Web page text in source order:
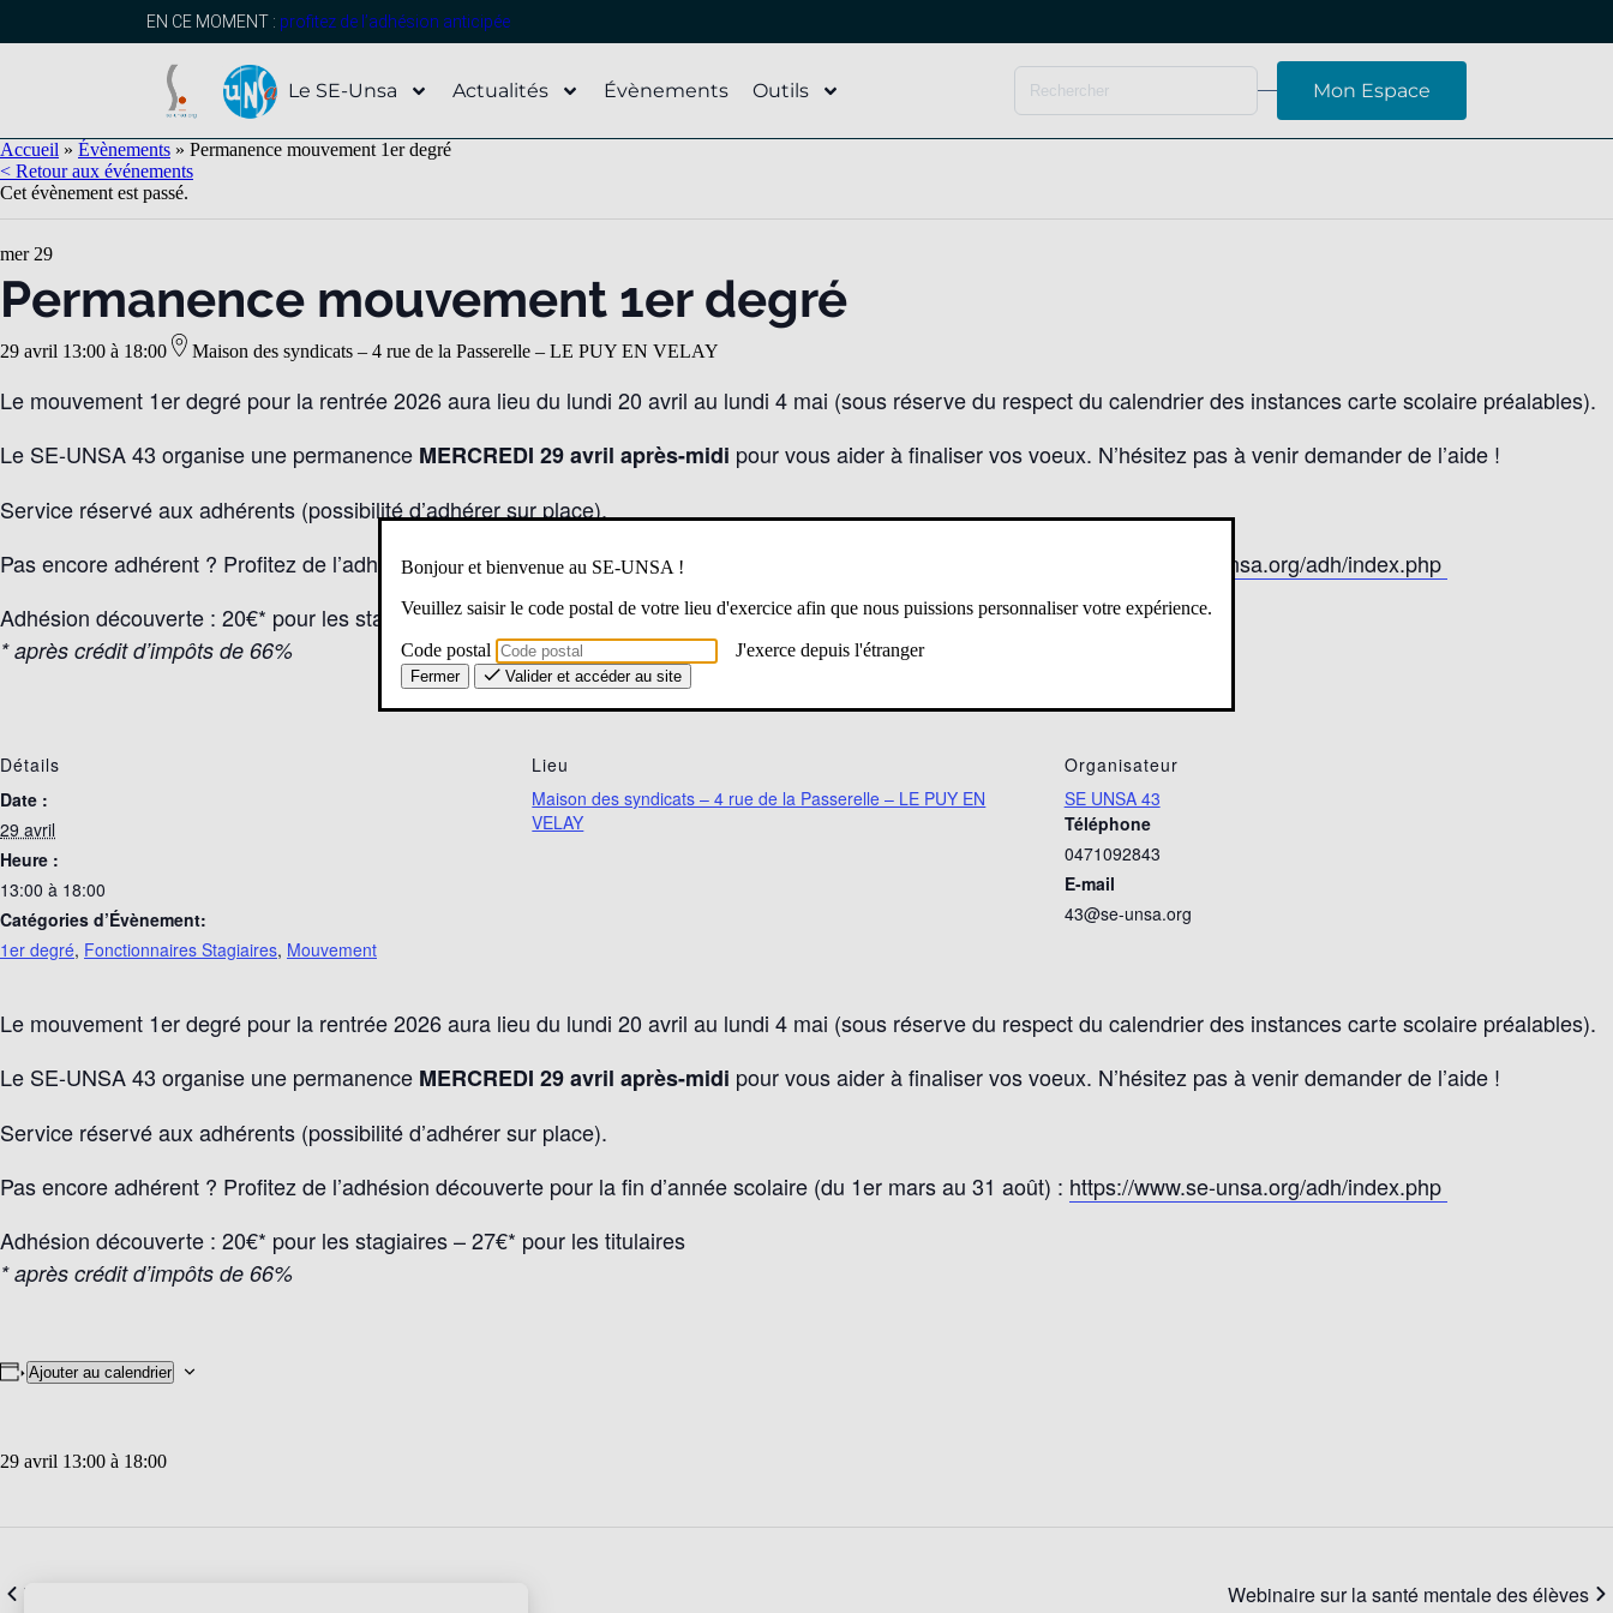
EN CE MOMENT : profitez de l’adhésion anticipée
Le SE-Unsa Actualités Évènements Outils Mon Espace
Accueil » Évènements » Permanence mouvement 1er degré
< Retour aux événements
Cet évènement est passé.
mer 29
Permanence mouvement 1er degré
29 avril 13:00 à 18:00 Maison des syndicats – 4 rue de la Passerelle – LE PUY EN VELAY
Le mouvement 1er degré pour la rentrée 2026 aura lieu du lundi 20 avril au lundi 4 mai (sous réserve du respect du calendrier des instances carte scolaire préalables).
Le SE-UNSA 43 organise une permanence MERCREDI 29 avril après-midi pour vous aider à finaliser vos voeux. N’hésitez pas à venir demander de l’aide !
Service réservé aux adhérents (possibilité d’adhérer sur place).
Pas encore adhérent ? Profitez de l’adhésion découverte pour la fin d’année scolaire (du 1er mars au 31 août) :
https://www.se-unsa.org/adh/index.php
Adhésion découverte : 20€* pour les stagiaires – 27€* pour les titulaires
* après crédit d’impôts de 66%
Détails
Date :
29 avril
Heure :
13:00 à 18:00
Catégories d’Évènement:
1er degré, Fonctionnaires Stagiaires, Mouvement
Lieu
Maison des syndicats – 4 rue de la Passerelle – LE PUY EN
VELAY
Organisateur
SE UNSA 43
Téléphone
0471092843
E-mail
43@se-unsa.org
Le mouvement 1er degré pour la rentrée 2026 aura lieu du lundi 20 avril au lundi 4 mai (sous réserve du respect du calendrier des instances carte scolaire préalables).
Le SE-UNSA 43 organise une permanence MERCREDI 29 avril après-midi pour vous aider à finaliser vos voeux. N’hésitez pas à venir demander de l’aide !
Service réservé aux adhérents (possibilité d’adhérer sur place).
Pas encore adhérent ? Profitez de l’adhésion découverte pour la fin d’année scolaire (du 1er mars au 31 août) : https://www.se-unsa.org/adh/index.php
Adhésion découverte : 20€* pour les stagiaires – 27€* pour les titulaires
* après crédit d’impôts de 66%
Ajouter au calendrier
29 avril 13:00 à 18:00
Webinaire sur la direction d’école Webinaire sur la santé mentale des élèves
Bonjour et bienvenue au SE-UNSA !
Veuillez saisir le code postal de votre lieu d'exercice afin que nous puissions personnaliser votre expérience.
Code postal J'exerce depuis l'étranger
Fermer Valider et accéder au site